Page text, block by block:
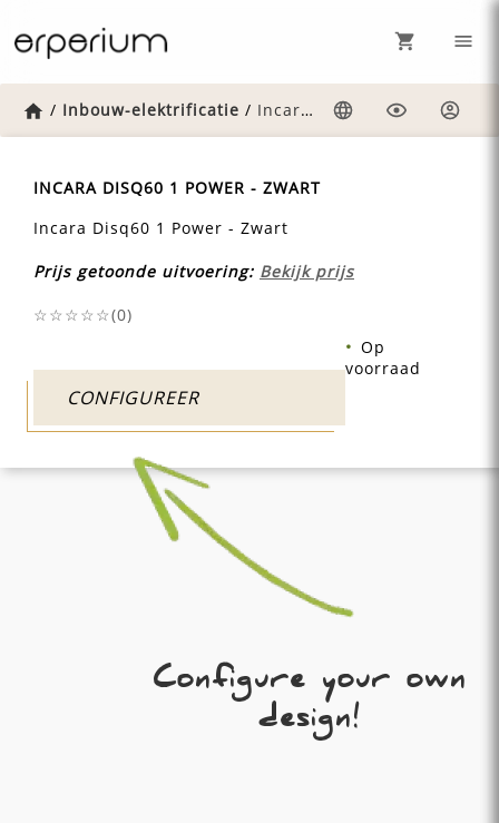
Home
/ Inbouw-elektrificatie / Incara-disq60-1-power-zwart
INCARA DISQ60 1 POWER - ZWART
Incara Disq60 1 Power - Zwart
Prijs getoonde uitvoering: Bekijk prijs
☆☆☆☆☆(0)
CONFIGUREER
Op
voorraad
Configure your own
design!